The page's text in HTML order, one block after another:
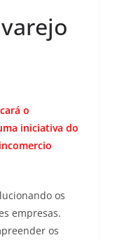
o
iniciativa do
os
empresas.
os